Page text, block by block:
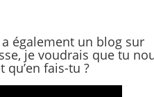
également un blog sur
je voudrais que tu
fais-tu ?